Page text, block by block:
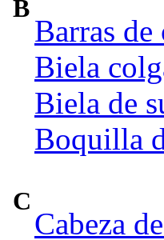
B
Barras
Biela
Biela de
Boquilla
C
Cabeza